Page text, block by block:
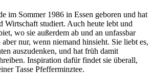
im Sommer 1986 in Essen geboren und hat
Wirtschaft studiert. Auch heute lebt und
wo sie außerdem ab und an unfassbar
nur, wenn niemand hinsieht. Sie liebt es,
auszudenken, und hat früh damit
Inspiration dafür findet sie überall,
Tasse Pfefferminztee.